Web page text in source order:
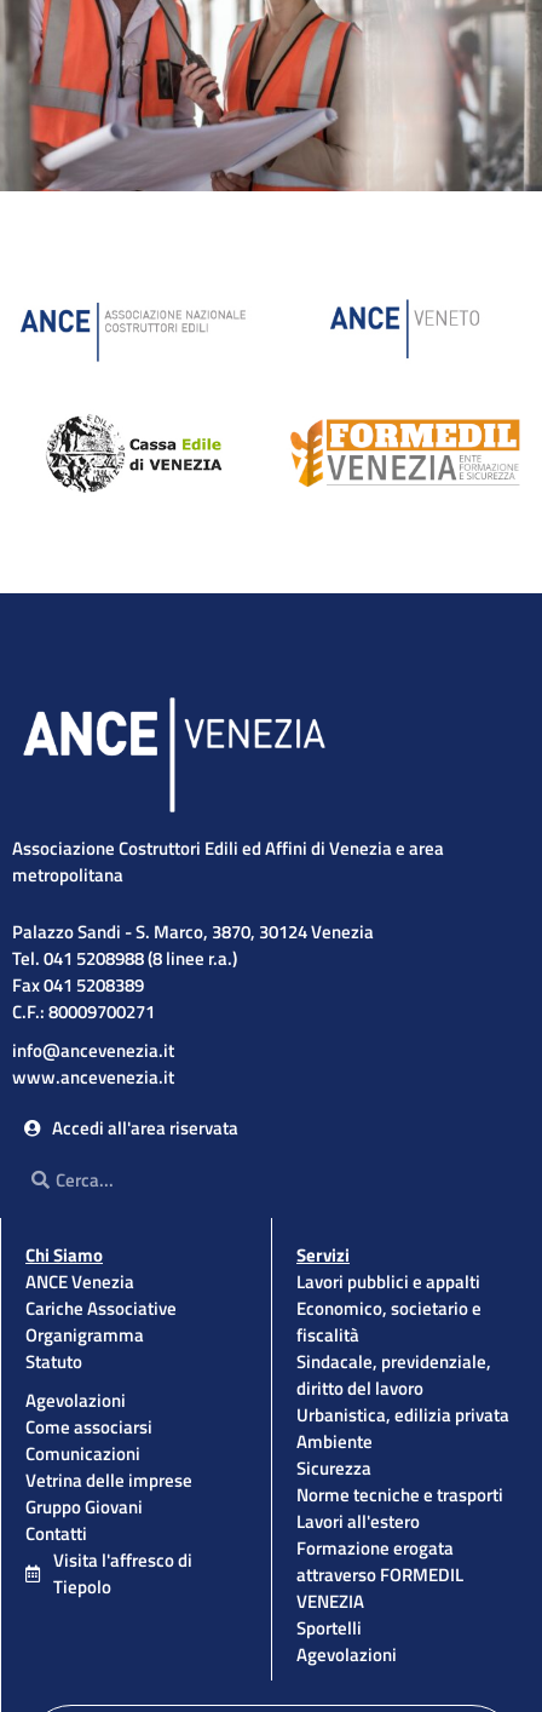
Associazione Costruttori Edili ed Affini di Venezia e area
metropolitana
Palazzo Sandi - S. Marco, 3870, 30124 Venezia
Tel. 041 5208988 (8 linee r.a.)
Fax 041 5208389
C.F.: 80009700271
info@ancevenezia.it
www.ancevenezia.it
Accedi all'area riservata
Cerca
Chi Siamo
ANCE Venezia
Cariche Associative
Organigramma
Statuto
Agevolazioni
Come associarsi
Comunicazioni
Vetrina delle imprese
Gruppo Giovani
Contatti
Visita l'affresco di
Tiepolo
Servizi
Lavori pubblici e appalti
Economico, societario e
fiscalità
Sindacale, previdenziale,
diritto del lavoro
Urbanistica, edilizia privata
Ambiente
Sicurezza
Norme tecniche e trasporti
Lavori all'estero
Formazione erogata
attraverso FORMEDIL
VENEZIA
Sportelli
Agevolazioni